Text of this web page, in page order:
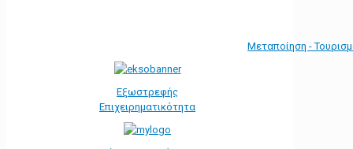
Μεταποίηση -
Εξωστρεφής
Επιχειρηματικότητα